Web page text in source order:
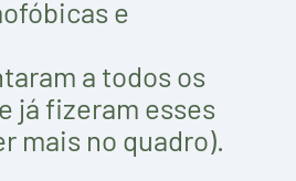
e
a todos os
já fizeram esses
mais no quadro).